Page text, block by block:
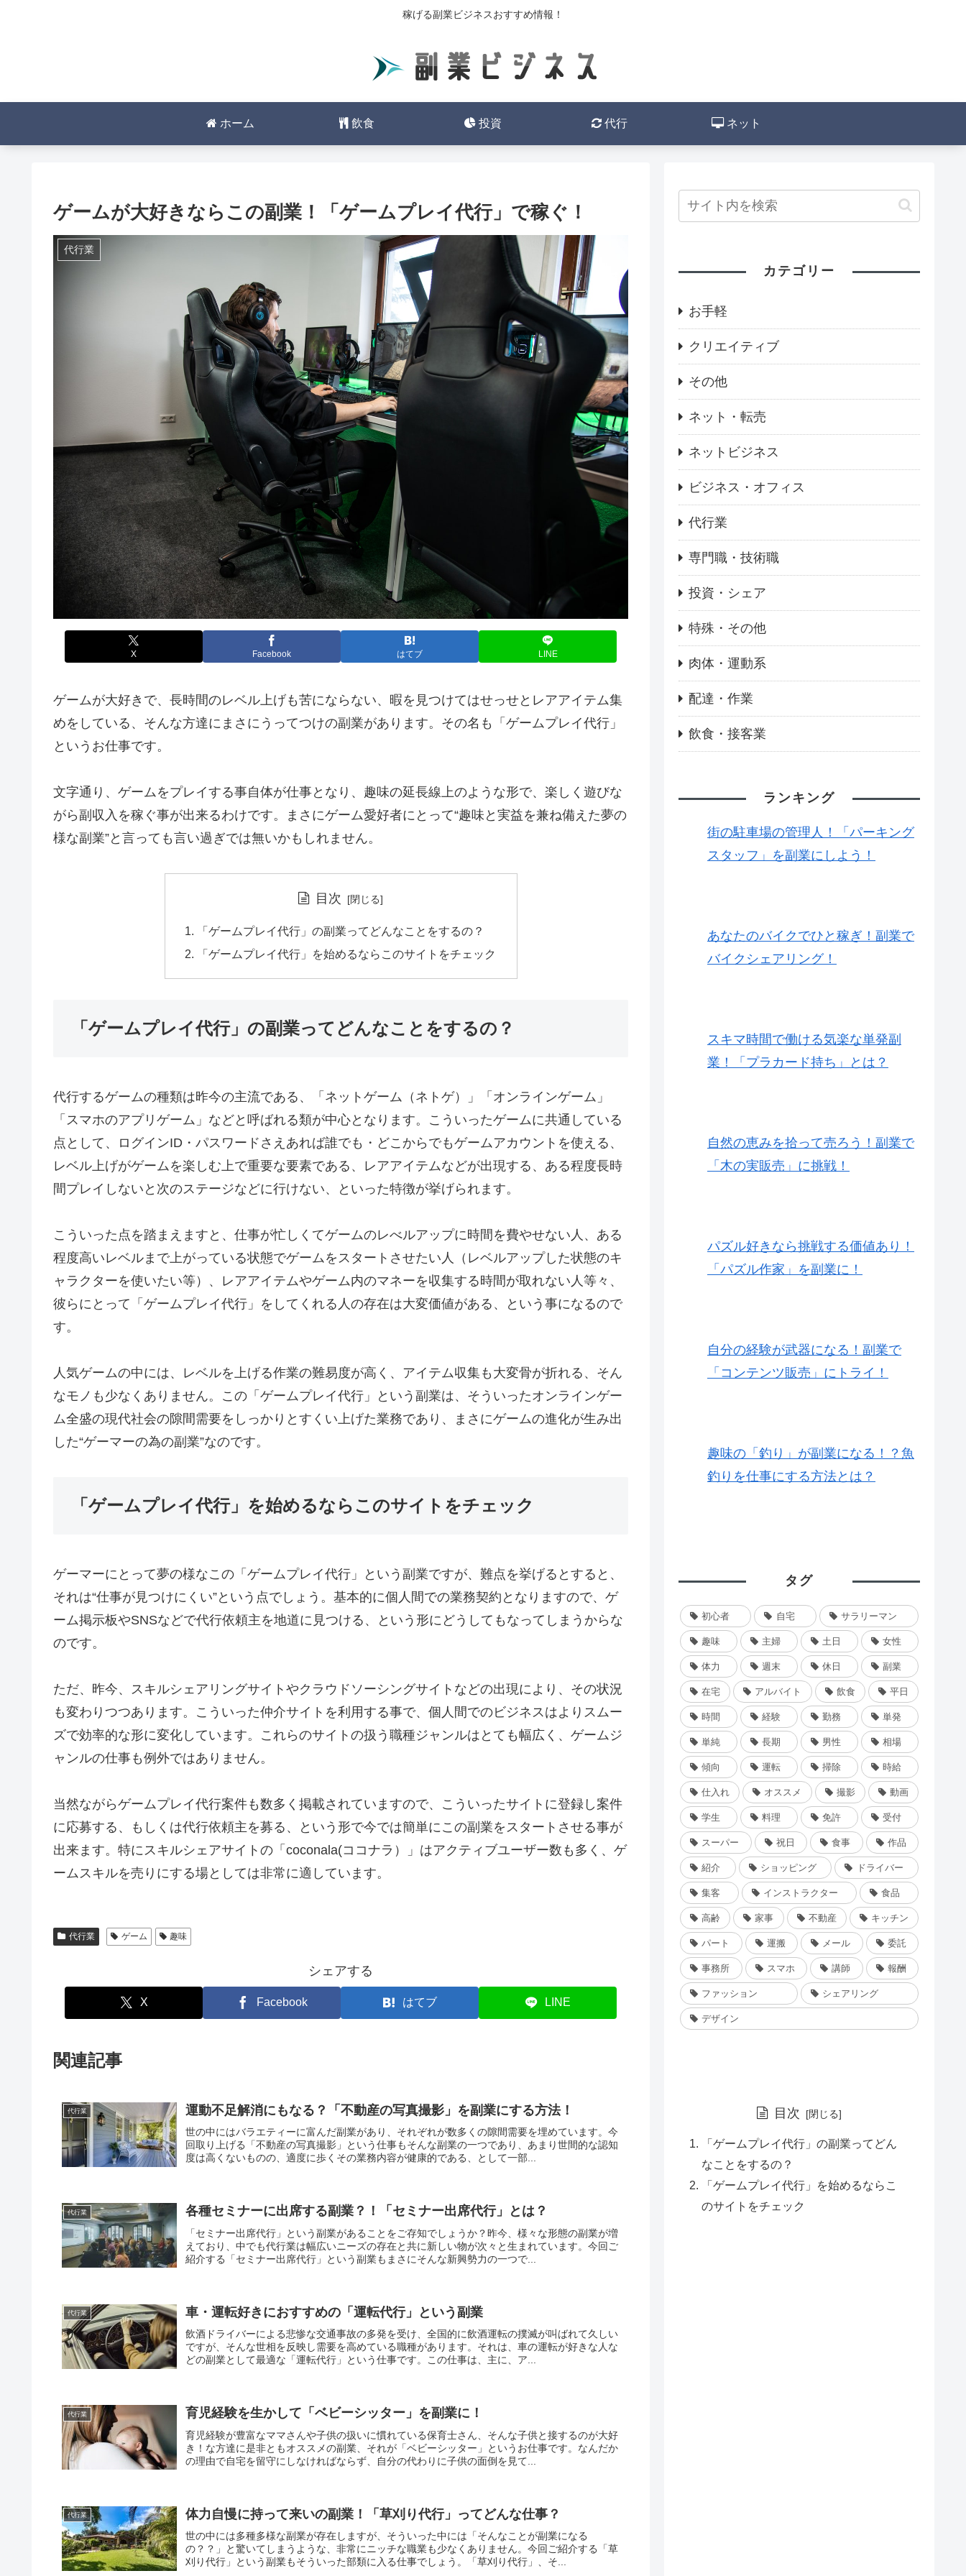
稼げる副業ビジネスおすすめ情報！
ホーム 飲食 投資 代行 ネット
ゲームが大好きならこの副業！「ゲームプレイ代行」で稼ぐ！
代行業
X Facebook はてブ LINE
ゲームが大好きで、長時間のレベル上げも苦にならない、暇を見つけてはせっせとレアアイテム集
めをしている、そんな方達にまさにうってつけの副業があります。その名も「ゲームプレイ代行」
というお仕事です。
文字通り、ゲームをプレイする事自体が仕事となり、趣味の延長線上のような形で、楽しく遊びな
がら副収入を稼ぐ事が出来るわけです。まさにゲーム愛好者にとって“趣味と実益を兼ね備えた夢の
様な副業”と言っても言い過ぎでは無いかもしれません。
目次
「ゲームプレイ代行」の副業ってどんなことをするの？
「ゲームプレイ代行」を始めるならこのサイトをチェック
「ゲームプレイ代行」の副業ってどんなことをするの？
代行するゲームの種類は昨今の主流である、「ネットゲーム（ネトゲ）」「オンラインゲーム」
「スマホのアプリゲーム」などと呼ばれる類が中心となります。こういったゲームに共通している
点として、ログインID・パスワードさえあれば誰でも・どこからでもゲームアカウントを使える、
レベル上げがゲームを楽しむ上で重要な要素である、レアアイテムなどが出現する、ある程度長時
間プレイしないと次のステージなどに行けない、といった特徴が挙げられます。
こういった点を踏まえますと、仕事が忙しくてゲームのレべルアップに時間を費やせない人、ある
程度高いレベルまで上がっている状態でゲームをスタートさせたい人（レベルアップした状態のキ
ャラクターを使いたい等）、レアアイテムやゲーム内のマネーを収集する時間が取れない人等々、
彼らにとって「ゲームプレイ代行」をしてくれる人の存在は大変価値がある、という事になるので
す。
人気ゲームの中には、レベルを上げる作業の難易度が高く、アイテム収集も大変骨が折れる、そん
なモノも少なくありません。この「ゲームプレイ代行」という副業は、そういったオンラインゲー
ム全盛の現代社会の隙間需要をしっかりとすくい上げた業務であり、まさにゲームの進化が生み出
した“ゲーマーの為の副業”なのです。
「ゲームプレイ代行」を始めるならこのサイトをチェック
ゲーマーにとって夢の様なこの「ゲームプレイ代行」という副業ですが、難点を挙げるとすると、
それは“仕事が見つけにくい”という点でしょう。基本的に個人間での業務契約となりますので、ゲ
ーム掲示板やSNSなどで代行依頼主を地道に見つける、という形にどうしてもなってしまうからな
のです。
ただ、昨今、スキルシェアリングサイトやクラウドソーシングサイトなどの出現により、その状況
も変わりつつあります。こういった仲介サイトを利用する事で、個人間でのビジネスはよりスムー
ズで効率的な形に変化しています。これらのサイトの扱う職種ジャンルはとても幅広く、ゲームジ
ャンルの仕事も例外ではありません。
当然ながらゲームプレイ代行案件も数多く掲載されていますので、こういったサイトに登録し案件
に応募する、もしくは代行依頼主を募る、という形で今では簡単にこの副業をスタートさせる事が
出来ます。特にスキルシェアサイトの「coconala(ココナラ）」はアクティブユーザー数も多く、ゲ
ームスキルを売りにする場としては非常に適しています。
代行業 ゲーム 趣味
シェアする
X Facebook はてブ LINE
関連記事
代行業 運動不足解消にもなる？「不動産の写真撮影」を副業にする方法！
世の中にはバラエティーに富んだ副業があり、それぞれが数多くの隙間需要を埋めています。今
回取り上げる「不動産の写真撮影」という仕事もそんな副業の一つであり、あまり世間的な認知
度は高くないものの、適度に歩くその業務内容が健康的である、として一部...
代行業 各種セミナーに出席する副業？！「セミナー出席代行」とは？
「セミナー出席代行」という副業があることをご存知でしょうか？昨今、様々な形態の副業が増
えており、中でも代行業は幅広いニーズの存在と共に新しい物が次々と生まれています。今回ご
紹介する「セミナー出席代行」という副業もまさにそんな新興勢力の一つで...
代行業 車・運転好きにおすすめの「運転代行」という副業
飲酒ドライバーによる悲惨な交通事故の多発を受け、全国的に飲酒運転の撲滅が叫ばれて久しい
ですが、そんな世相を反映し需要を高めている職種があります。それは、車の運転が好きな人な
どの副業として最適な「運転代行」という仕事です。この仕事は、主に、ア...
代行業 育児経験を生かして「ベビーシッター」を副業に！
育児経験が豊富なママさんや子供の扱いに慣れている保育士さん、そんな子供と接するのが大好
き！な方達に是非ともオススメの副業、それが「ベビーシッター」というお仕事です。なんだか
の理由で自宅を留守にしなければならず、自分の代わりに子供の面倒を見て...
代行業 体力自慢に持って来いの副業！「草刈り代行」ってどんな仕事？
世の中には多種多様な副業が存在しますが、そういった中には「そんなことが副業になる
の？？」と驚いてしまうような、非常にニッチな職業も少なくありません。今回ご紹介する「草
刈り代行」という副業もそういった部類に入る仕事でしょう。「草刈り代行」、そ...
カテゴリー
お手軽
クリエイティブ
その他
ネット・転売
ネットビジネス
ビジネス・オフィス
代行業
専門職・技術職
投資・シェア
特殊・その他
肉体・運動系
配達・作業
飲食・接客業
ランキング
街の駐車場の管理人！「パーキング
スタッフ」を副業にしよう！
あなたのバイクでひと稼ぎ！副業で
バイクシェアリング！
スキマ時間で働ける気楽な単発副
業！「プラカード持ち」とは？
自然の恵みを拾って売ろう！副業で
「木の実販売」に挑戦！
パズル好きなら挑戦する価値あり！
「パズル作家」を副業に！
自分の経験が武器になる！副業で
「コンテンツ販売」にトライ！
趣味の「釣り」が副業になる！？魚
釣りを仕事にする方法とは？
タグ
初心者 自宅 サラリーマン
趣味 主婦 土日 女性
体力 週末 休日 副業
在宅 アルバイト 飲食 平日
時間 経験 勤務 単発
単純 長期 男性 相場
傾向 運転 掃除 時給
仕入れ オススメ 撮影 動画
学生 料理 免許 受付
スーパー 祝日 食事 作品
紹介 ショッピング ドライバー
集客 インストラクター 食品
高齢 家事 不動産 キッチン
パート 運搬 メール 委託
事務所 スマホ 講師 報酬
ファッション シェアリング
デザイン
目次
「ゲームプレイ代行」の副業ってどん
なことをするの？
「ゲームプレイ代行」を始めるならこ
のサイトをチェック